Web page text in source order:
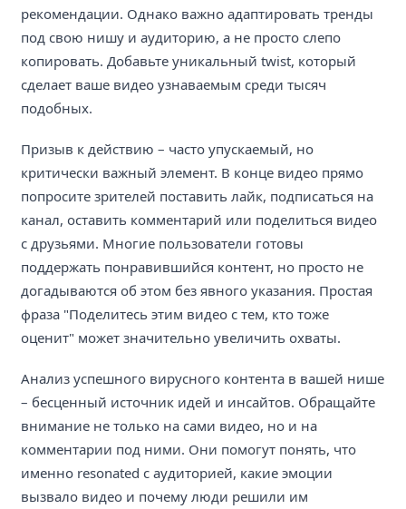
рекомендации. Однако важно адаптировать тренды
под свою нишу и аудиторию, а не просто слепо
копировать. Добавьте уникальный twist, который
сделает ваше видео узнаваемым среди тысяч
подобных.
Призыв к действию – часто упускаемый, но
критически важный элемент. В конце видео прямо
попросите зрителей поставить лайк, подписаться на
канал, оставить комментарий или поделиться видео
с друзьями. Многие пользователи готовы
поддержать понравившийся контент, но просто не
догадываются об этом без явного указания. Простая
фраза "Поделитесь этим видео с тем, кто тоже
оценит" может значительно увеличить охваты.
Анализ успешного вирусного контента в вашей нише
– бесценный источник идей и инсайтов. Обращайте
внимание не только на сами видео, но и на
комментарии под ними. Они помогут понять, что
именно resonated с аудиторией, какие эмоции
вызвало видео и почему люди решили им